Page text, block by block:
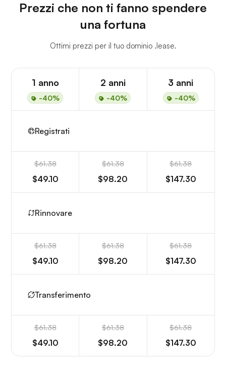
Prezzi che non ti fanno spendere
una fortuna
Ottimi prezzi per il tuo dominio .lease.
1 anno
-40%
2 anni
-40%
3 anni
-40%
Registrati
$61.38
$49.10
$61.38
$98.20
$61.38
$147.30
Rinnovare
$61.38
$49.10
$61.38
$98.20
$61.38
$147.30
Transferimento
$61.38
$49.10
$61.38
$98.20
$61.38
$147.30